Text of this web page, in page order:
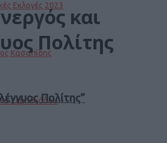
Εκλογές 2023
Κασαπίδης
Ζεμπιλιάδου
και
Πολίτης
Πολίτης”